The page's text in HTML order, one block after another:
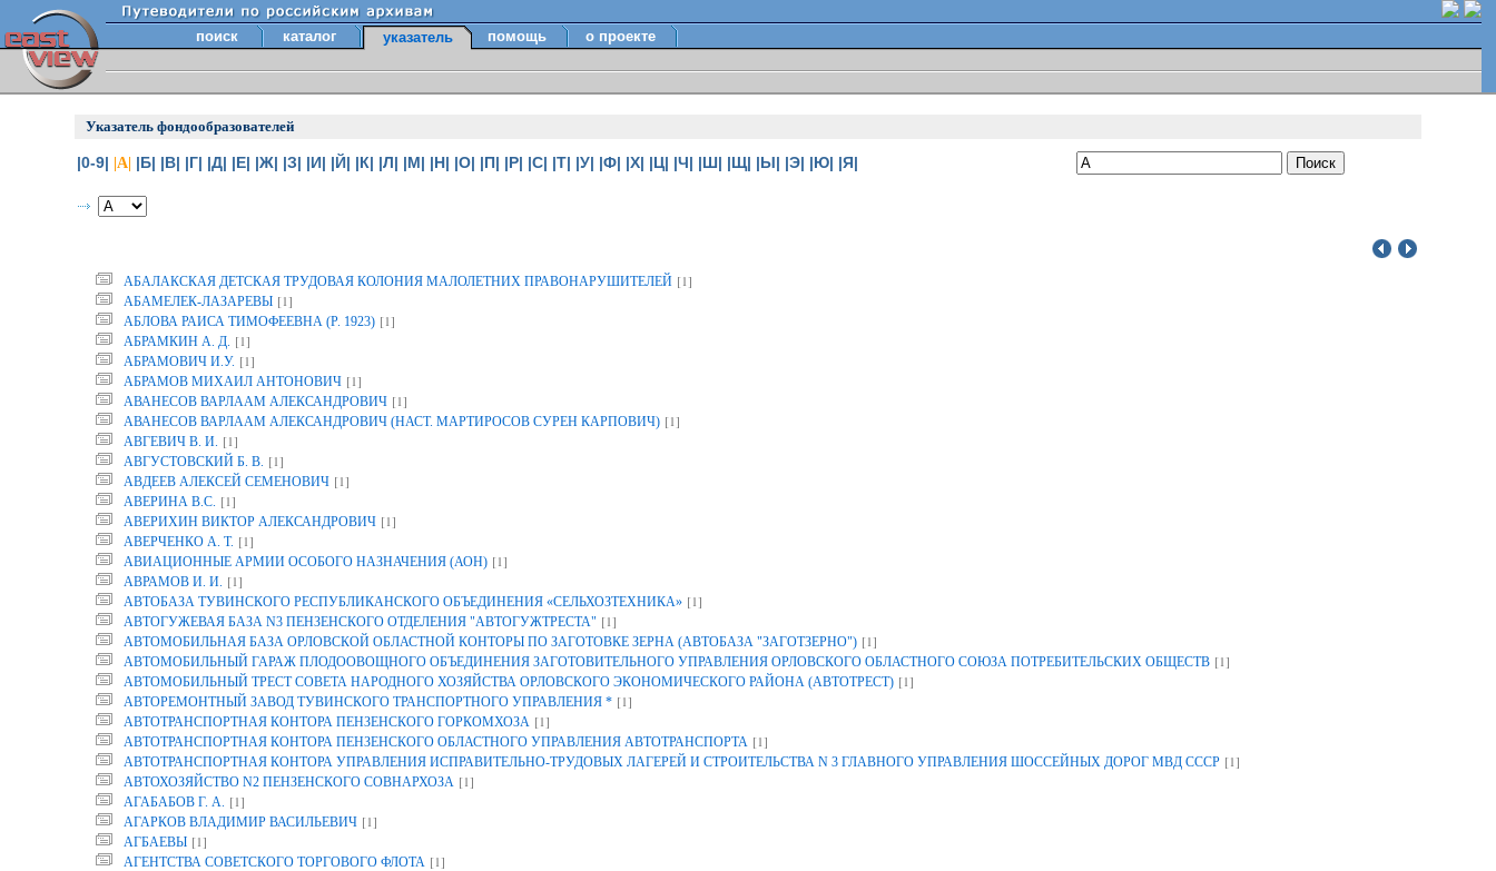
поиск каталог указатель помощь о проекте
Указатель фондообразователей
|0-9| |А| |Б| |В| |Г| |Д| |Е| |Ж| |З| |И| |Й| |К| |Л| |М| |Н| |О| |П| |Р| |С| |Т| |У| |Ф| |Х| |Ц| |Ч| |Ш| |Щ| |Ы| |Э| |Ю| |Я|
АБАЛАКСКАЯ ДЕТСКАЯ ТРУДОВАЯ КОЛОНИЯ МАЛОЛЕТНИХ ПРАВОНАРУШИТЕЛЕЙ [1]
АБАМЕЛЕК-ЛАЗАРЕВЫ [1]
АБЛОВА РАИСА ТИМОФЕЕВНА (Р. 1923) [1]
АБРАМКИН А. Д. [1]
АБРАМОВИЧ И.У. [1]
АБРАМОВ МИХАИЛ АНТОНОВИЧ [1]
АВАНЕСОВ ВАРЛААМ АЛЕКСАНДРОВИЧ [1]
АВАНЕСОВ ВАРЛААМ АЛЕКСАНДРОВИЧ (НАСТ. МАРТИРОСОВ СУРЕН КАРПОВИЧ) [1]
АВГЕВИЧ В. И. [1]
АВГУСТОВСКИЙ Б. В. [1]
АВДЕЕВ АЛЕКСЕЙ СЕМЕНОВИЧ [1]
АВЕРИНА B.C. [1]
АВЕРИХИН ВИКТОР АЛЕКСАНДРОВИЧ [1]
АВЕРЧЕНКО А. Т. [1]
АВИАЦИОННЫЕ АРМИИ ОСОБОГО НАЗНАЧЕНИЯ (АОН) [1]
АВРАМОВ И. И. [1]
АВТОБАЗА ТУВИНСКОГО РЕСПУБЛИКАНСКОГО ОБЪЕДИНЕНИЯ «СЕЛЬХОЗТЕХНИКА» [1]
АВТОГУЖЕВАЯ БАЗА N3 ПЕНЗЕНСКОГО ОТДЕЛЕНИЯ "АВТОГУЖТРЕСТА" [1]
АВТОМОБИЛЬНАЯ БАЗА ОРЛОВСКОЙ ОБЛАСТНОЙ КОНТОРЫ ПО ЗАГОТОВКЕ ЗЕРНА (АВТОБАЗА "ЗАГОТЗЕРНО") [1]
АВТОМОБИЛЬНЫЙ ГАРАЖ ПЛОДООВОЩНОГО ОБЪЕДИНЕНИЯ ЗАГОТОВИТЕЛЬНОГО УПРАВЛЕНИЯ ОРЛОВСКОГО ОБЛАСТНОГО СОЮЗА ПОТРЕБИТЕЛЬСКИХ ОБЩЕСТВ [1]
АВТОМОБИЛЬНЫЙ ТРЕСТ СОВЕТА НАРОДНОГО ХОЗЯЙСТВА ОРЛОВСКОГО ЭКОНОМИЧЕСКОГО РАЙОНА (АВТОТРЕСТ) [1]
АВТОРЕМОНТНЫЙ ЗАВОД ТУВИНСКОГО ТРАНСПОРТНОГО УПРАВЛЕНИЯ * [1]
АВТОТРАНСПОРТНАЯ КОНТОРА ПЕНЗЕНСКОГО ГОРКОМХОЗА [1]
АВТОТРАНСПОРТНАЯ КОНТОРА ПЕНЗЕНСКОГО ОБЛАСТНОГО УПРАВЛЕНИЯ АВТОТРАНСПОРТА [1]
АВТОТРАНСПОРТНАЯ КОНТОРА УПРАВЛЕНИЯ ИСПРАВИТЕЛЬНО-ТРУДОВЫХ ЛАГЕРЕЙ И СТРОИТЕЛЬСТВА N 3 ГЛАВНОГО УПРАВЛЕНИЯ ШОССЕЙНЫХ ДОРОГ МВД СССР [1]
АВТОХОЗЯЙСТВО N2 ПЕНЗЕНСКОГО СОВНАРХОЗА [1]
АГАБАБОВ Г. А. [1]
АГАРКОВ ВЛАДИМИР ВАСИЛЬЕВИЧ [1]
АГБАЕВЫ [1]
АГЕНТСТВА СОВЕТСКОГО ТОРГОВОГО ФЛОТА [1]